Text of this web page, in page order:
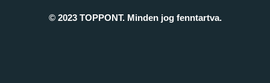
© 2023 TOPPONT. Minden jog fenntartva.